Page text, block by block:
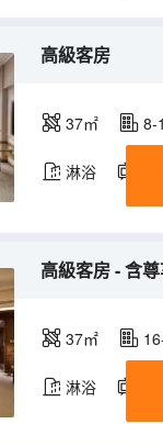
高級客房
37㎡ 8-
淋浴
高級客房 - 含
37㎡
淋浴